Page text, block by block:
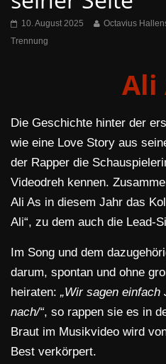
10. August 2025 Octavius
Trennung
Ali
Die Geschichte hinter der
wie eine Love Story aus
der Rapper die
Videodreh kennen.
Ali As in diesem Jahr das
Ali“, zu dem auch die Lead-
Im Song und dem
darum, spontan und ohne
heiraten: „Wir sagen
nach/“, so rappen sie es in
Braut im Musikvideo wird
Best verkörpert.